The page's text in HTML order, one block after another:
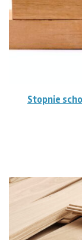
Stopnie